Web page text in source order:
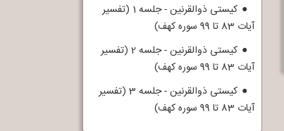
کیستی ذوالقرنین - جلسه 1 (تفسیر
آیات 83 تا 99 سوره کهف)
کیستی ذوالقرنین - جلسه 2 (تفسیر
آیات 83 تا 99 سوره کهف)
کیستی ذوالقرنین - جلسه 3 (تفسیر
آیات 83 تا 99 سوره کهف)